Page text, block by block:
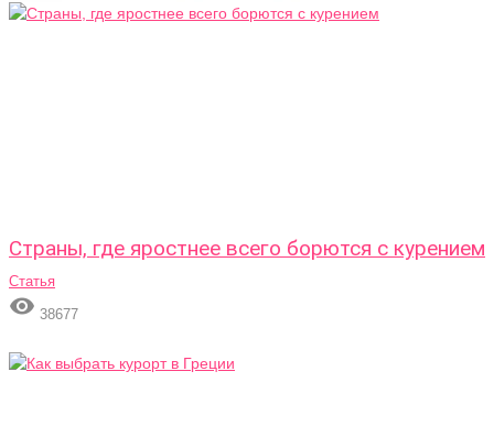
Страны, где яростнее всего борются с курением
Статья
 38677